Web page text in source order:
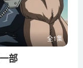
全1集
部